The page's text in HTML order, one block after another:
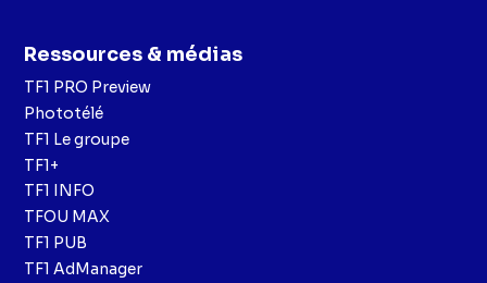
Ressources & médias
TF1 PRO Preview
Phototélé
TF1 Le groupe
TF1+
TF1 INFO
TFOU MAX
TF1 PUB
TF1 AdManager